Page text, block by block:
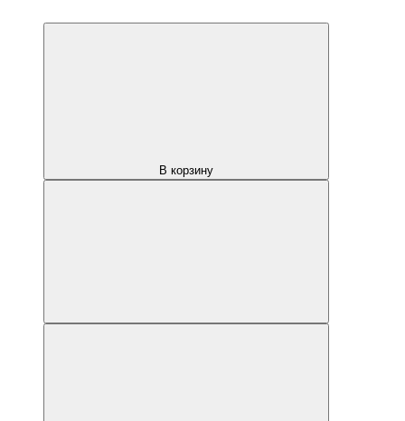
В корзину